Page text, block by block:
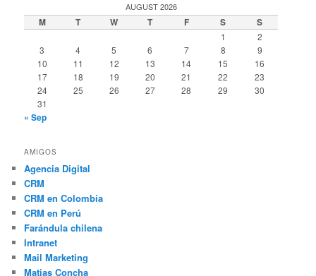
a
las
chateo
donde
podrás
gente
comparta
tus
mismos
intereses
o
con
quienes
AUGUST 2026
M T W T F S S
1
2
3
4 5 6 7 8
9
10
11 12 13 14 15
16
17
18 19 20 21 22
23
24
25 26 27 28 29
30
31
« Sep
AMIGOS
Agencia Digital
CRM
CRM en Colombia
CRM en Perú
Farándula chilena
Intranet
Mail Marketing
Matias Concha